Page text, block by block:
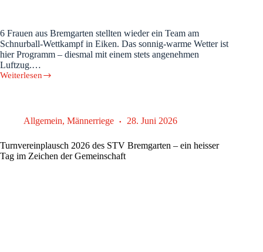
6 Frauen aus Bremgarten stellten wieder ein Team am
Schnurball-Wettkampf in Eiken. Das sonnig-warme Wetter ist
hier Programm – diesmal mit einem stets angenehmen
Luftzug.…
Weiterlesen
Netzi-
Allgemein, Männerriege 28. Juni 2026
Turnvereinplausch 2026 des STV Bremgarten – ein heisser
Tag im Zeichen der Gemeinschaft